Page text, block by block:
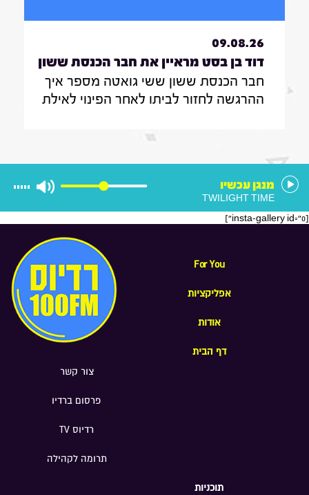
09.08.26
דוד בן בסט מראיין את חבר הכנסת ששון
ששי גואטה|7.8.26
חבר הכנסת ששון ששי גואטה מספר איך
ההרגשה לחזור לביתו לאחר הפינוי לאילת
ביוקר המחייה, ולנצח את תופעת
מנגן עכשיו
TWILIGHT TIME
[insta-gallery id="0"]
For You
אפליקציות
אודות
דף הבית
צור קשר
פרסום ברדיו
רדיוס TV
תרומה לקהילה
תוכניות